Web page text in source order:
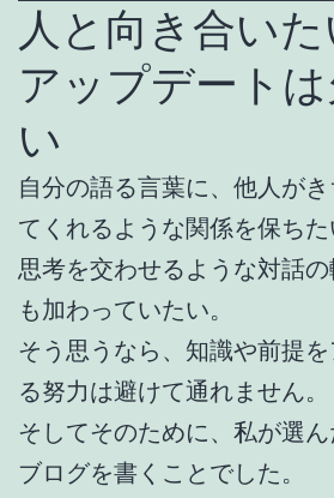
人と向き合いた
アップデート
い
自分の語る言葉に、他人が
てくれるような関係を保ちた
思考を交わせるような対話
も加わっていたい。
そう思うなら、知識や前提
る努力は避けて通れません。
そしてそのために、私が選
ブログを書くことでした。